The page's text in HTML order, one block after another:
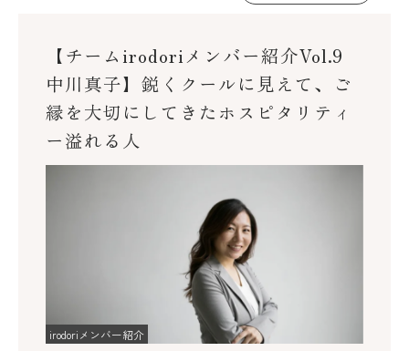
【チームirodoriメンバー紹介Vol.9
中川真子】鋭くクールに見えて、ご
縁を大切にしてきたホスピタリティ
ー溢れる人
irodoriメンバー紹介